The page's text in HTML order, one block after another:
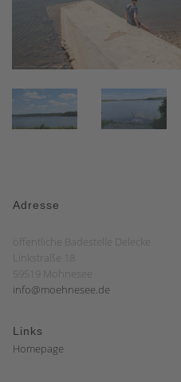
Adresse
öffentliche Badestelle Delecke
Linkstraße 18
59519 Möhnesee
info@moehnesee.de
Links
Homepage